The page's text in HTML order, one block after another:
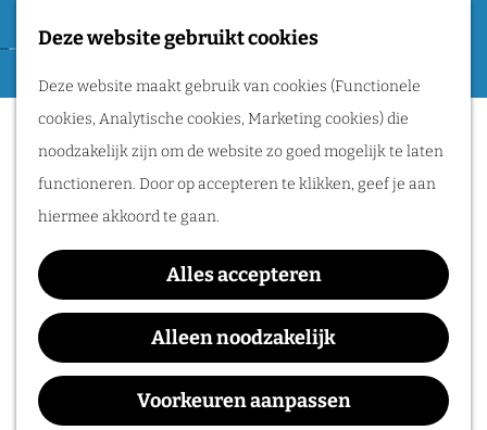
Deze website gebruikt cookies
Deze website maakt gebruik van cookies (Functionele
cookies, Analytische cookies, Marketing cookies) die
noodzakelijk zijn om de website zo goed mogelijk te laten
functioneren. Door op accepteren te klikken, geef je aan
hiermee akkoord te gaan.
Alles accepteren
Alleen noodzakelijk
Voorkeuren aanpassen
a
F
a
v
o
r
i
e
e
M
e
n
u
Routes
Wandelen
Fietsen
Routeplanner
Natuurgebieden
in het Rijk van
natuur in het Rijk
van Nijmegen is
Sorry, deze activiteit is niet meer
beschikbaar. Bekijk hetactuele aanbodvoor
de beschikbare opties.
Highlight Tour in het
Vrijheidsmuseum
Wanneer: